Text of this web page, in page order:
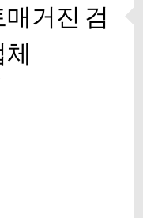
거진 검